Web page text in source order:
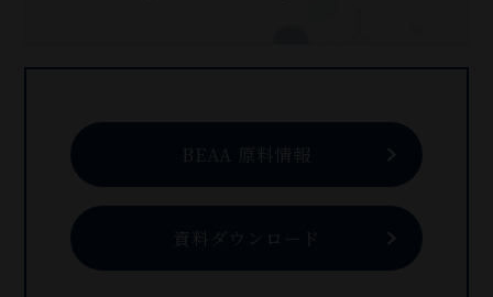
BEAA 原料情報
資料ダウンロード